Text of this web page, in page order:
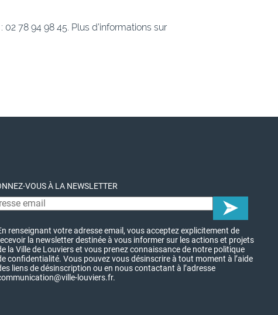
78 94 98 45. Plus d’informations sur
VOUS À LA NEWSLETTER
renseignant votre adresse email, vous acceptez explicitement de
la newsletter destinée à vous informer sur les actions et projets
la Ville de Louviers et vous prenez connaissance de notre politique
confidentialité. Vous pouvez vous désinscrire à tout moment à l’aide
liens de désinscription ou en nous contactant à l’adresse
louviers.fr.